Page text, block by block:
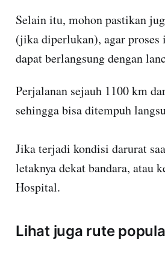
Selain itu, mohon pastikan
(jika diperlukan), agar
dapat berlangsung dengan
Perjalanan sejauh 1100 km
sehingga bisa ditempuh
Jika terjadi kondisi darurat
letaknya dekat bandara, atau
Hospital.
Lihat juga rute